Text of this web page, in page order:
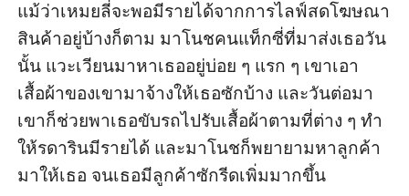
แม้ว่าเหมยลี่จะพอมีรายได้จากการไลฟ์สดโฆษณา
สินค้าอยู่บ้างก็ตาม มาโนชคนแท็กซี่ที่มาส่งเธอวัน
นั้น แวะเวียนมาหาเธออยู่บ่อย ๆ แรก ๆ เขาเอา
เสื้อผ้าของเขามาจ้างให้เธอซักบ้าง และวันต่อมา
เขาก็ช่วยพาเธอขับรถไปรับเสื้อผ้าตามที่ต่าง ๆ ทำ
ให้รดารินมีรายได้ และมาโนชก็พยายามหาลูกค้า
มาให้เธอ จนเธอมีลูกค้าซักรีดเพิ่มมากขึ้น